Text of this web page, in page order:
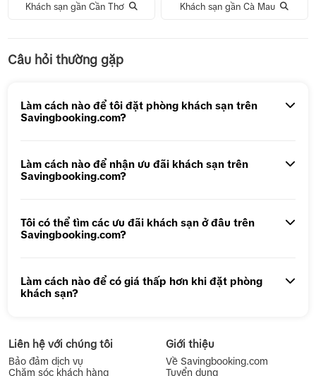
Khách sạn gần Cần Thơ Khách sạn gần Cà Mau
Tour 5N4Đ Hà Nội – Bali – Hà Nội
Tour 1 ngày Động Thiên Đường
Tour 1 Ngày Động Phong Nha
Câu hỏi thường gặp
Làm cách nào để tôi đặt phòng khách sạn trên
Savingbooking.com?
Làm cách nào để nhận ưu đãi khách sạn trên
Savingbooking.com?
Tôi có thể tìm các ưu đãi khách sạn ở đâu trên
Savingbooking.com?
Làm cách nào để có giá thấp hơn khi đặt phòng
khách sạn?
Liên hệ với chúng tôi
Bảo đảm dịch vụ
Chăm sóc khách hàng
Giới thiệu
Về Savingbooking.com
Tuyển dụng